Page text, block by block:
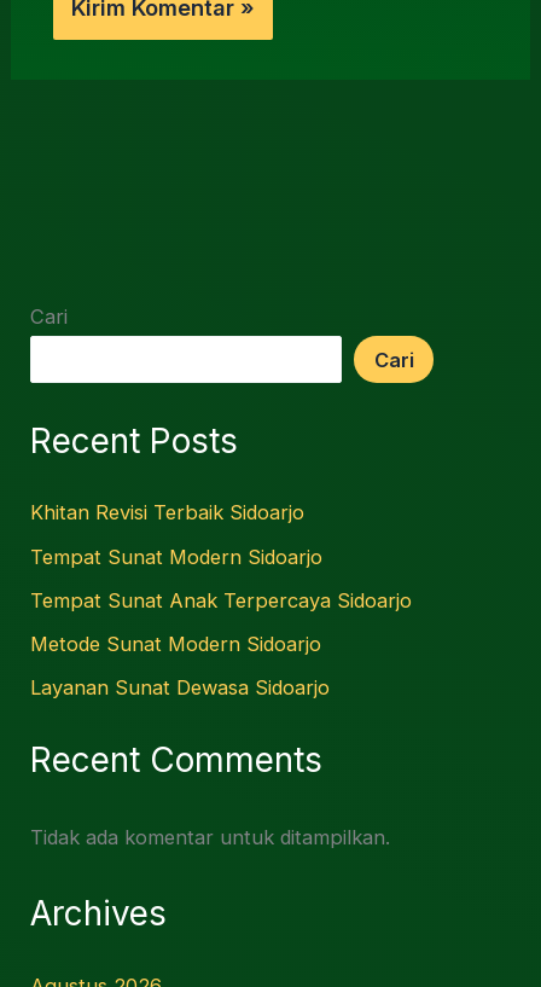
Cari
Cari
Recent Posts
Khitan Revisi Terbaik Sidoarjo
Tempat Sunat Modern Sidoarjo
Tempat Sunat Anak Terpercaya Sidoarjo
Metode Sunat Modern Sidoarjo
Layanan Sunat Dewasa Sidoarjo
Recent Comments
Tidak ada komentar untuk ditampilkan.
Archives